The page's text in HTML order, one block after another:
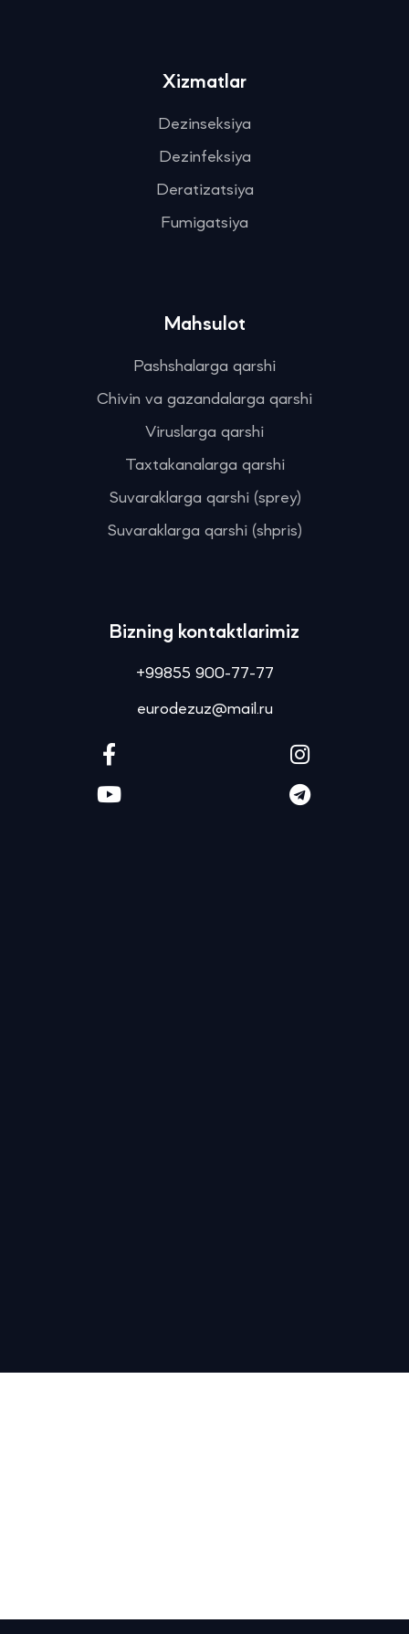
Xizmatlar
Dezinseksiya
Dezinfeksiya
Deratizatsiya
Fumigatsiya
Mahsulot
Pashshalarga qarshi
Chivin va gazandalarga qarshi
Viruslarga qarshi
Taxtakanalarga qarshi
Suvaraklarga qarshi (sprey)
Suvaraklarga qarshi (shpris)
Bizning kontaktlarimiz
+99855 900-77-77
eurodezuz@mail.ru